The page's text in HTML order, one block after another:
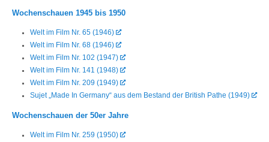
Wochenschauen 1945 bis 1950
Welt im Film Nr. 65 (1946)
Welt im Film Nr. 68 (1946)
Welt im Film Nr. 102 (1947)
Welt im Film Nr. 141 (1948)
Welt im Film Nr. 209 (1949)
Sujet „Made In Germany“ aus dem Bestand der British Pathe (1949)
Wochenschauen der 50er Jahre
Welt im Film Nr. 259 (1950)